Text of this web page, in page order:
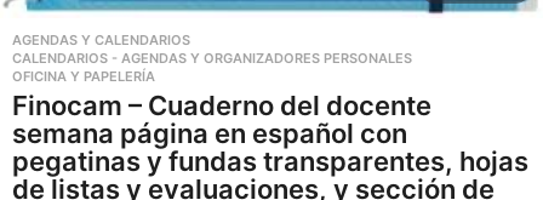
AGENDAS Y CALENDARIOS
CALENDARIOS - AGENDAS Y ORGANIZADORES PERSONALES
OFICINA Y PAPELERÍA
Finocam – Cuaderno del docente
semana página en español con
pegatinas y fundas transparentes, hojas
de listas y evaluaciones, y sección de